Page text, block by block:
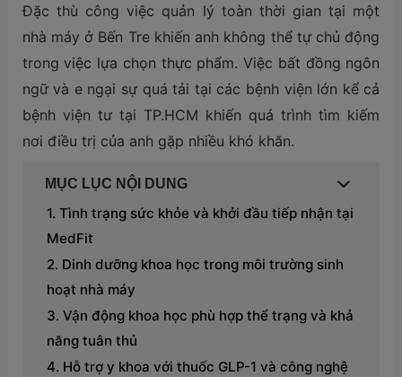
Đặc thù công việc quản lý toàn thời gian tại một
nhà máy ở Bến Tre khiến anh không thể tự chủ động
trong việc lựa chọn thực phẩm. Việc bất đồng ngôn
ngữ và e ngại sự quá tải tại các bệnh viện lớn kể cả
bệnh viện tư tại TP.HCM khiến quá trình tìm kiếm
nơi điều trị của anh gặp nhiều khó khăn.
MỤC LỤC NỘI DUNG
Tình trạng sức khỏe và khởi đầu tiếp nhận tại
MedFit
Dinh dưỡng khoa học trong môi trường sinh
hoạt nhà máy
Vận động khoa học phù hợp thể trạng và khả
năng tuân thủ
Hỗ trợ y khoa với thuốc GLP-1 và công nghệ